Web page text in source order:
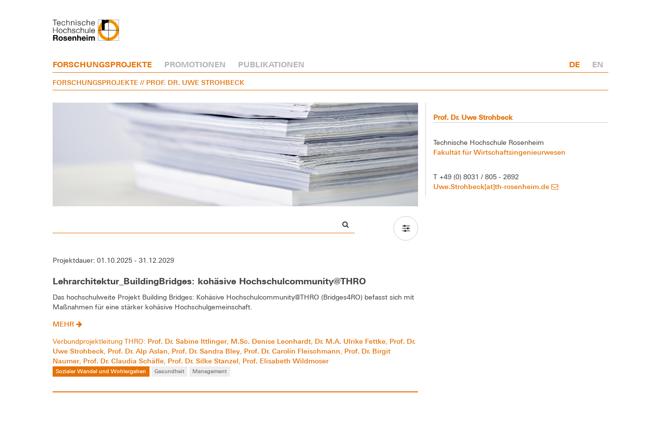
FORSCHUNGSPROJEKTE PROMOTIONEN PUBLIKATIONEN DE EN
FORSCHUNGSPROJEKTE // PROF. DR. UWE STROHBECK
Projektdauer: 01.10.2025 - 31.12.2029
Lehrarchitektur_BuildingBridges: kohäsive Hochschulcommunity@THRO
Das hochschulweite Projekt Building Bridges: Kohäsive Hochschulcommunity@THRO (Bridges4RO) befasst sich mit
Maßnahmen für eine stärker kohäsive Hochschulgemeinschaft.
MEHR
Verbundprojektleitung THRO: Prof. Dr. Sabine Ittlinger, M.Sc. Denise Leonhardt, Dr. M.A. Ulrike Fettke, Prof. Dr.
Uwe Strohbeck, Prof. Dr. Alp Aslan, Prof. Dr. Sandra Bley, Prof. Dr. Carolin Fleischmann, Prof. Dr. Birgit
Naumer, Prof. Dr. Claudia Schäfle, Prof. Dr. Silke Stanzel, Prof. Elisabeth Wildmoser
Sozialer Wandel und Wohlergehen Gesundheit Management
Prof. Dr. Uwe Strohbeck
Technische Hochschule Rosenheim
Fakultät für Wirtschaftsingenieurwesen
T +49 (0) 8031 / 805 - 2692
Uwe.Strohbeck[at]th-rosenheim.de